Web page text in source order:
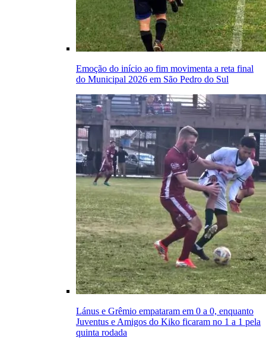
Emoção do início ao fim movimenta a reta final
do Municipal 2026 em São Pedro do Sul
Lánus e Grêmio empataram em 0 a 0, enquanto
Juventus e Amigos do Kiko ficaram no 1 a 1 pela
quinta rodada